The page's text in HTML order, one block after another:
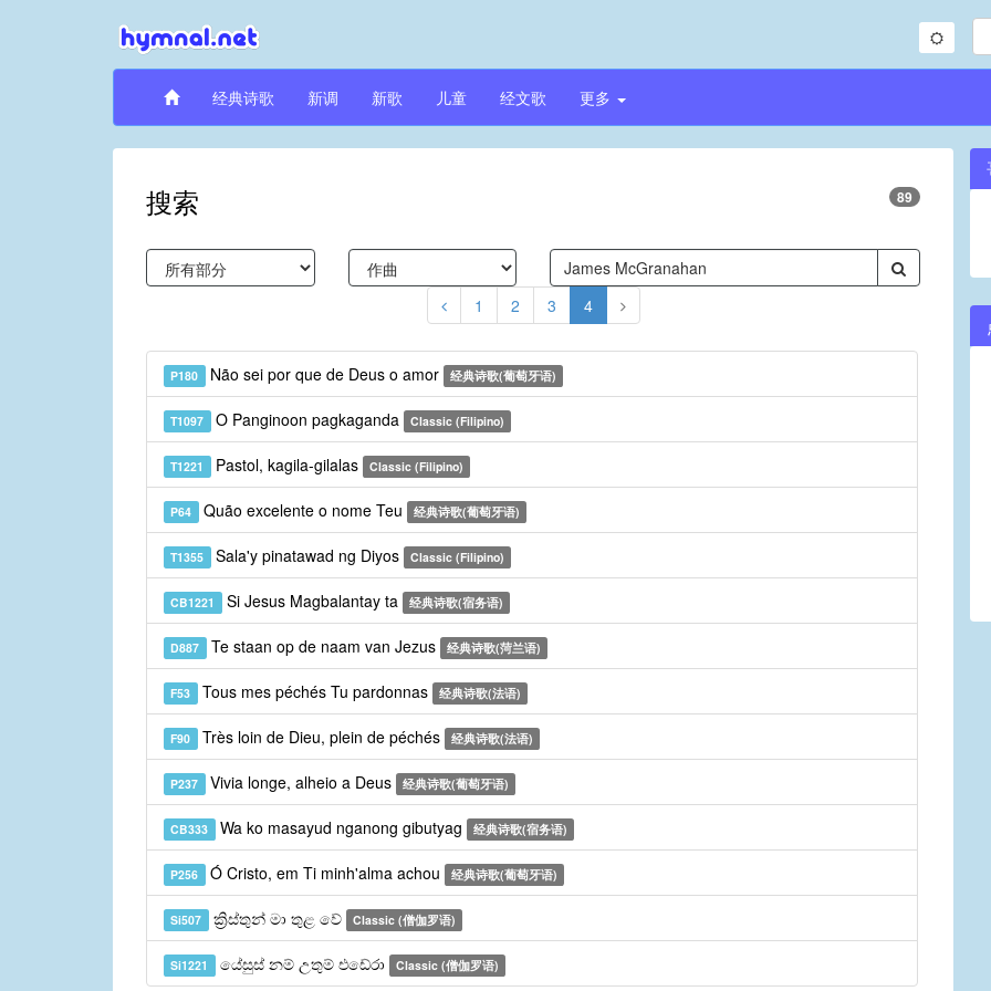
经典诗歌 新调 新歌 儿童 经文歌 更多
搜索 89
1 2 3 4
P180 Não sei por que de Deus o amor 经典诗歌(葡萄牙语)
T1097 O Panginoon pagkaganda Classic (Filipino)
T1221 Pastol, kagila-gilalas Classic (Filipino)
P64 Quão excelente o nome Teu 经典诗歌(葡萄牙语)
T1355 Sala'y pinatawad ng Diyos Classic (Filipino)
CB1221 Si Jesus Magbalantay ta 经典诗歌(宿务语)
D887 Te staan op de naam van Jezus 经典诗歌(菏兰语)
F53 Tous mes péchés Tu pardonnas 经典诗歌(法语)
F90 Très loin de Dieu, plein de péchés 经典诗歌(法语)
P237 Vivia longe, alheio a Deus 经典诗歌(葡萄牙语)
CB333 Wa ko masayud nganong gibutyag 经典诗歌(宿务语)
P256 Ó Cristo, em Ti minh'alma achou 经典诗歌(葡萄牙语)
Si507 ක්‍රිස්තුන් මා තුළ වේ Classic (僧伽罗语)
Si1221 යේසුස් නම් උතුම් එඩේරා Classic (僧伽罗语)